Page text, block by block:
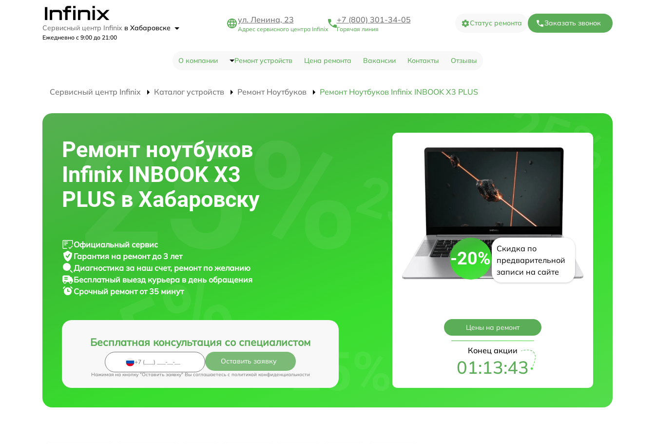
Сервисный центр Infinix в Хабаровске
Ежедневно с 9:00 до 21:00
ул. Ленина, 23
Адрес сервисного центра Infinix
+7 (800) 301-34-05
Горячая линия
Статус ремонта Заказать звонок
О компании Ремонт устройств Цена ремонта Вакансии Контакты Отзывы
Сервисный центр Infinix Каталог устройств Ремонт Ноутбуков Ремонт Ноутбуков Infinix INBOOK X3 PLUS
Ремонт ноутбуков
Infinix INBOOK X3
PLUS в Хабаровску
Официальный сервис
Гарантия на ремонт до 3 лет
Диагностика за наш счет, ремонт по желанию
Бесплатный выезд курьера в день обращения
Срочный ремонт от 35 минут
Бесплатная консультация со специалистом
Оставить заявку
Нажимая на кнопку "Оставить заявку" Вы соглашаетесь c политикой конфиденциальности
-20%
Скидка по
предварительной
записи на сайте
Цены на ремонт
Конец акции
01:13:42